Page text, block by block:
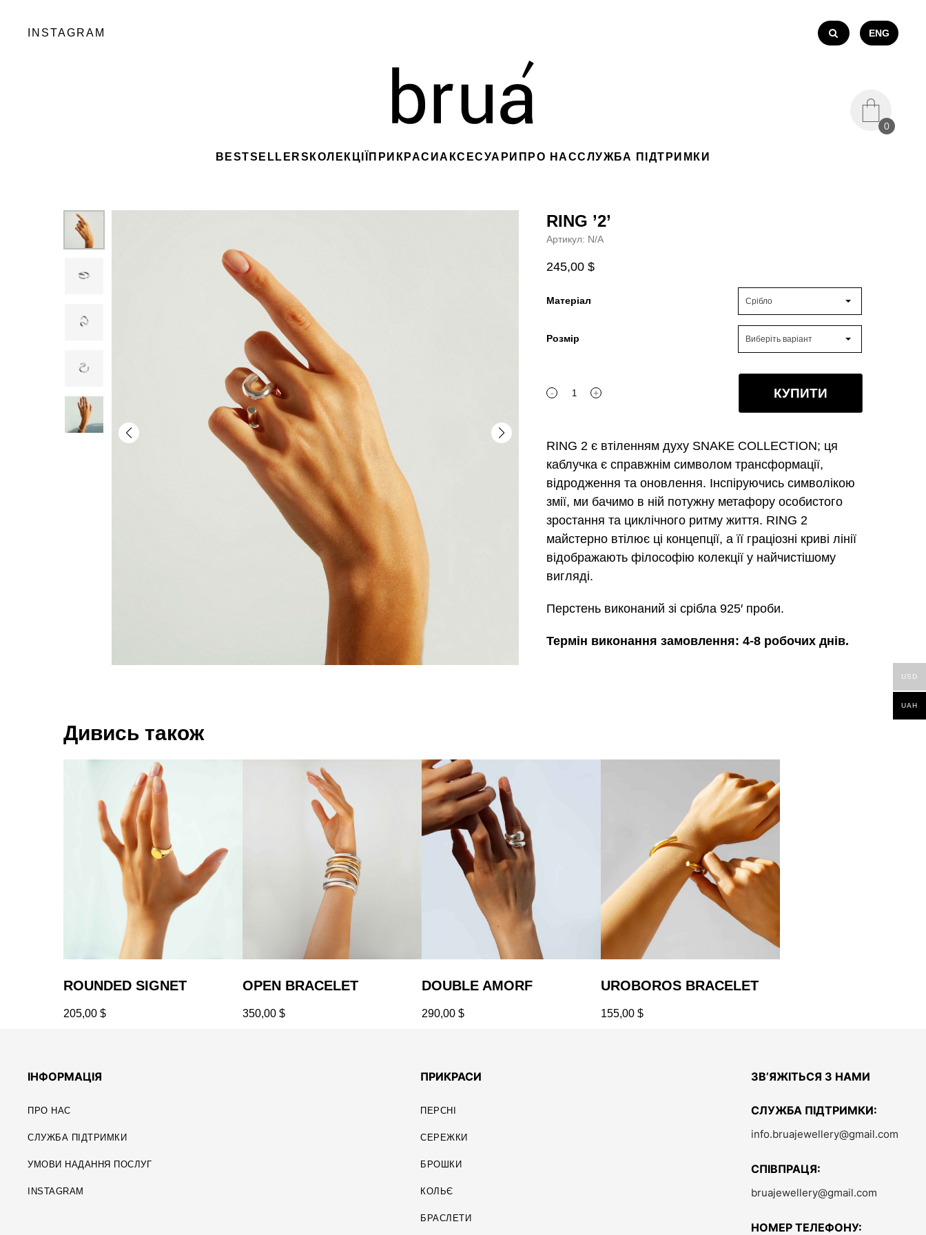
INSTAGRAM ENG
0
BESTSELLERS КОЛЕКЦІЇ ПРИКРАСИАКСЕСУАРИ ПРО НАСCЛУЖБА ПІДТРИМКИ
RING ’2’
Артикул: N/A
245,00$
Матеріал Срібло
Розмір Виберіть варіант
-
RING
+ КУПИТИ
RING 2 є втіленням духу SNAKE COLLECTION; ця
каблучка є справжнім символом трансформації,
відродження та оновлення. Інспіруючись символікою
змії, ми бачимо в ній потужну метафору особистого
зростання та циклічного ритму життя. RING 2
майстерно втілює ці концепції, а її граціозні криві лінії
відображають філософію колекції у найчистішому
вигляді.
Перстень виконаний зі срібла 925′ проби.
Термін виконання замовлення: 4-8 робочих днів.
Дивись також
ROUNDED SIGNET
205,00 $
OPEN BRACELET
350,00 $
DOUBLE AMORF
290,00 $
UROBOROS BRACELET
155,00 $
ІНФОРМАЦІЯ
ПРО НАС
CЛУЖБА ПІДТРИМКИ
УМОВИ НАДАННЯ ПОСЛУГ
INSTAGRAM
ПРИКРАСИ
ПЕРСНІ
СЕРЕЖКИ
БРОШКИ
КОЛЬЄ
БРАСЛЕТИ
ЗВ’ЯЖІТЬСЯ З НАМИ
СЛУЖБА ПІДТРИМКИ:
info.bruajewellery@gmail.com
СПІВПРАЦЯ:
bruajewellery@gmail.com
НОМЕР ТЕЛЕФОНУ:
USD
UAH